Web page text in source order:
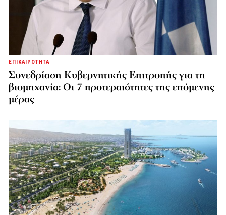
ΕΠΙΚΑΙΡΟΤΗΤΑ
Συνεδρίαση Κυβερνητικής Επιτροπής για τη
βιομηχανία: Οι 7 προτεραιότητες της επόμενης
μέρας